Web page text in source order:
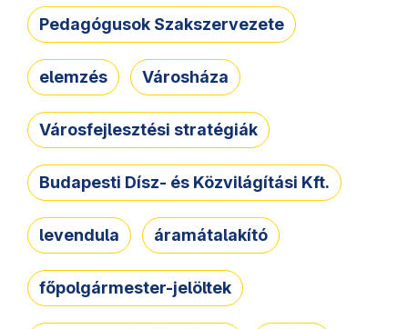
Pedagógusok Szakszervezete
elemzés Városháza
Városfejlesztési stratégiák
Budapesti Dísz- és Közvilágítási Kft.
levendula áramátalakító
főpolgármester-jelöltek